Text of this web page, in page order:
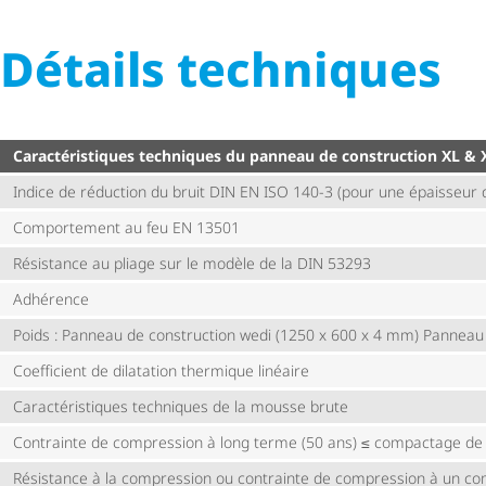
Détails techniques
Carac­té­ris­tiques techniques du panneau de construction XL &
Indice de réduction du bruit DIN EN ISO 140-3 (pour une épaisseur
Comportement au feu EN 13501
Résistance au pliage sur le modèle de la DIN 53293
Adhérence
Poids : Panneau de construction wedi (1250 x 600 x 4 mm)
Coefficient de dilatation thermique linéaire
Carac­té­ris­tiques techniques de la mousse brute
Contrainte de compression à long terme (50 ans) ≤ compactage de
Résistance à la compression ou contrainte de compression à un